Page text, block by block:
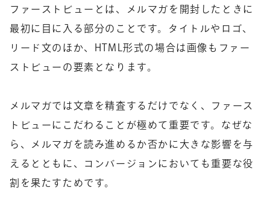
ファーストビューとは、メルマガを開封したときに
最初に目に入る部分のことです。タイトルやロゴ、
リード文のほか、HTML形式の場合は画像もファー
ストビューの要素となります。
メルマガでは文章を精査するだけでなく、ファース
トビューにこだわることが極めて重要です。なぜな
ら、メルマガを読み進めるか否かに大きな影響を与
えるとともに、コンバージョンにおいても重要な役
割を果たすためです。